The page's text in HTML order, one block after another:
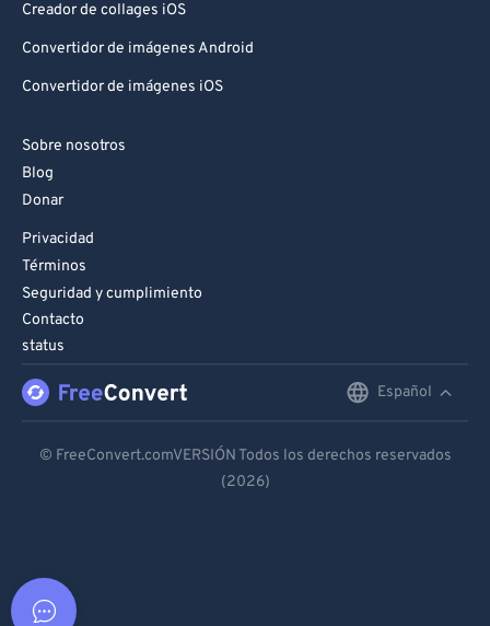
Creador de collages iOS
Convertidor de imágenes Android
Convertidor de imágenes iOS
Sobre nosotros
Blog
Donar
Privacidad
Términos
Seguridad y cumplimiento
Contacto
status
Español
Español
© FreeConvert.comVERSIÓN Todos los derechos reservados
(2026)